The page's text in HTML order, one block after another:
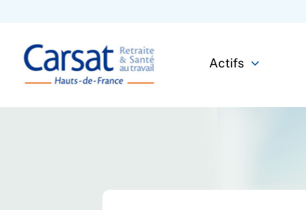
Actifs